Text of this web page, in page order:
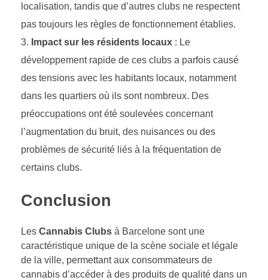
localisation, tandis que d’autres clubs ne respectent
pas toujours les règles de fonctionnement établies.
Impact sur les résidents locaux : Le
développement rapide de ces clubs a parfois causé
des tensions avec les habitants locaux, notamment
dans les quartiers où ils sont nombreux. Des
préoccupations ont été soulevées concernant
l’augmentation du bruit, des nuisances ou des
problèmes de sécurité liés à la fréquentation de
certains clubs.
Conclusion
Les Cannabis Clubs à Barcelone sont une
caractéristique unique de la scène sociale et légale
de la ville, permettant aux consommateurs de
cannabis d’accéder à des produits de qualité dans un